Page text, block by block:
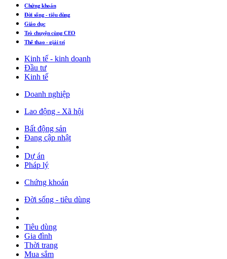
Chứng khoán
Đời sống - tiêu dùng
Giáo dục
Trò chuyện cùng CEO
Thể thao - giải trí
Kinh tế - kinh doanh
Đầu tư
Kinh tế
Doanh nghiệp
Lao động - Xã hội
Bất động sản
Đang cập nhật
Dự án
Pháp lý
Chứng khoán
Đời sống - tiêu dùng
Tiêu dùng
Gia đình
Thời trang
Mua sắm